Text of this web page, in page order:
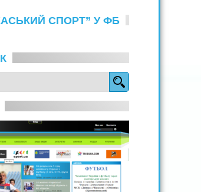
СПОРТ” У ФБ